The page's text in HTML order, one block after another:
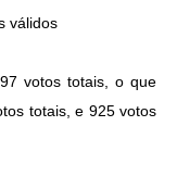
válidos
votos totais, o que
totais, e 925 votos